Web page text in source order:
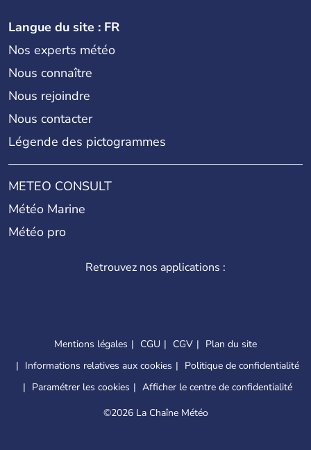
Langue du site : FR
Nos experts météo
Nous connaître
Nous rejoindre
Nous contacter
Légende des pictogrammes
METEO CONSULT
Météo Marine
Météo pro
Retrouvez nos applications :
Mentions légales CGU CGV
Plan du site
Informations relatives aux cookies
Politique de confidentialité
Paramétrer les cookies
Afficher le centre de confidentialité
©2026 La Chaîne Météo